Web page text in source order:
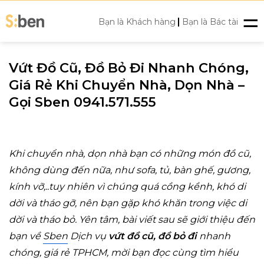
to
Bạn là Khách hàng | Bạn là Bác tài
Vứt Đồ Cũ, Đồ Bỏ Đi Nhanh Chóng,
Giá Rẻ Khi Chuyển Nhà, Dọn Nhà –
Gọi Sben 0941.571.555
Khi chuyển nhà, dọn nhà bạn có những món đồ cũ,
không dùng đến nữa, như sofa, tủ, bàn ghế, gương,
kính vỡ,..tuy nhiên vì chúng quá cồng kềnh, khó di
dời và tháo gỡ, nên bạn gặp khó khăn trong việc di
dời và tháo bỏ. Yên tâm, bài viết sau sẽ giới thiệu đến
bạn về Sben Dịch vụ vứt đồ cũ, đồ bỏ đinhanh
chóng, giá rẻ TPHCM, mời bạn đọc cùng tìm hiểu